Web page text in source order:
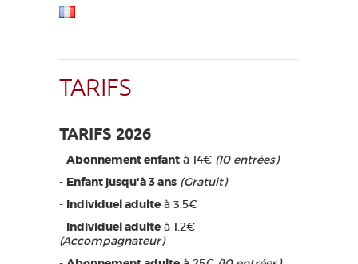
TARIFS
TARIFS 2026
- Abonnement enfant à 14€ (10 entrées)
- Enfant jusqu'à 3 ans (Gratuit)
- Individuel adulte à 3.5€
- Individuel adulte à 1.2€
(Accompagnateur)